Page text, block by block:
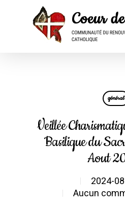
général
Veillée
Basilique du
Aout
2024-
Aucun